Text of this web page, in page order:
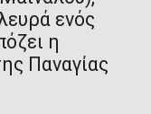
ενός
η
Παναγίας